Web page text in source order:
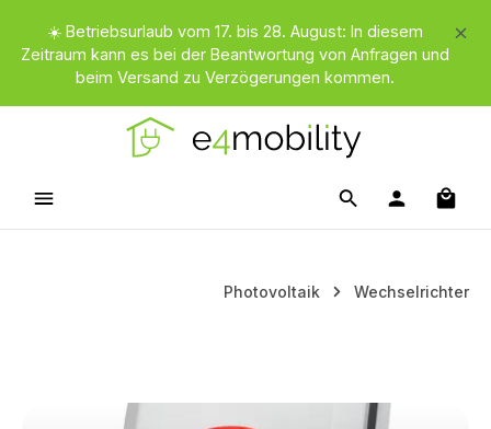
Zum Hauptinhalt springen
☀️ Betriebsurlaub vom 17. bis 28. August: In diesem
Zeitraum kann es bei der Beantwortung von Anfragen und
beim Versand zu Verzögerungen kommen.
Photovoltaik Wechselrichter
Kategoriegalerie überspringen